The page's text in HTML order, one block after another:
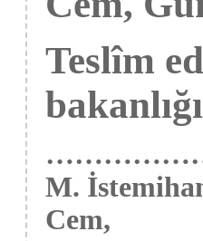
Teslîm
……………….
M.
Cem,